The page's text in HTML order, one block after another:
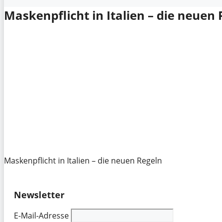
Maskenpflicht in Italien – die neuen
Maskenpflicht in Italien – die neuen Regeln
Newsletter
E-Mail-Adresse